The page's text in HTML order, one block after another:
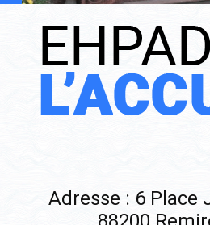
Adresse : 6 Place